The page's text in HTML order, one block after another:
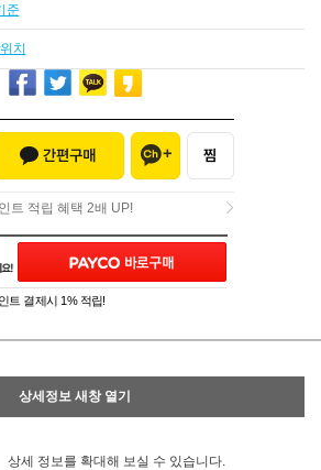
준
치
트 적립 혜택 2배 UP!
트 적립 혜택 2배 UP!
트 결제시 1% 적립!
상세정보 새창 열기
상세 정보를 확대해 보실 수 있습니다.